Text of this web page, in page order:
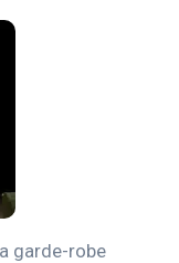
garde-robe